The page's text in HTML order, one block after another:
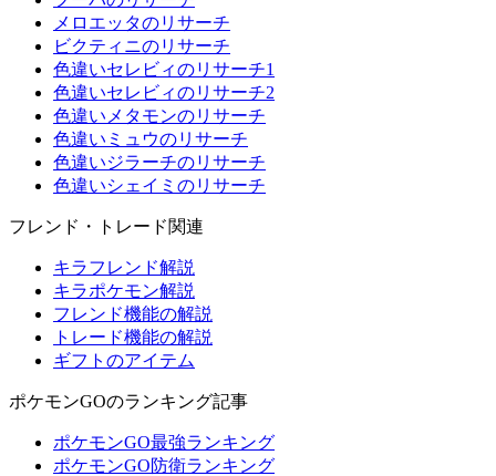
メロエッタのリサーチ
ビクティニのリサーチ
色違いセレビィのリサーチ1
色違いセレビィのリサーチ2
色違いメタモンのリサーチ
色違いミュウのリサーチ
色違いジラーチのリサーチ
色違いシェイミのリサーチ
フレンド・トレード関連
キラフレンド解説
キラポケモン解説
フレンド機能の解説
トレード機能の解説
ギフトのアイテム
ポケモンGOのランキング記事
ポケモンGO最強ランキング
ポケモンGO防衛ランキング